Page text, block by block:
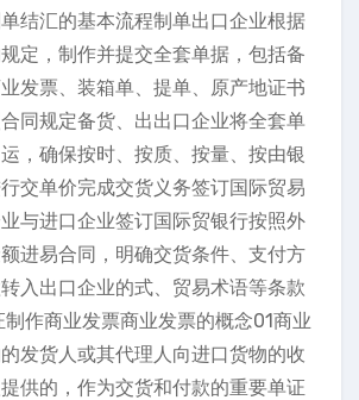
结汇的基本流程制单出口企业根据
定，制作并提交全套单据，包括备
发票、装箱单、提单、原产地证书
同规定备货、出出口企业将全套单
，确保按时、按质、按量、按由银
交单价完成交货义务签订国际贸易
与进口企业签订国际贸银行按照外
进易合同，明确交货条件、支付方
入出口企业的式、贸易术语等条款
作商业发票商业发票的概念01商业
发货人或其代理人向进口货物的收
供的，作为交货和付款的重要单证